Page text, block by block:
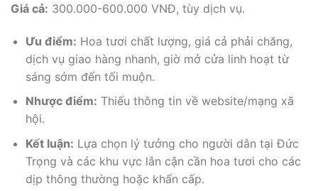
Giá cả: 300.000-600.000 VNĐ, tùy dịch vụ.
Ưu điểm: Hoa tươi chất lượng, giá cả phải chăng,
dịch vụ giao hàng nhanh, giờ mở cửa linh hoạt từ
sáng sớm đến tối muộn.
Nhược điểm: Thiếu thông tin về website/mạng xã
hội.
Kết luận: Lựa chọn lý tưởng cho người dân tại Đức
Trọng và các khu vực lân cận cần hoa tươi cho các
dịp thông thường hoặc khẩn cấp.